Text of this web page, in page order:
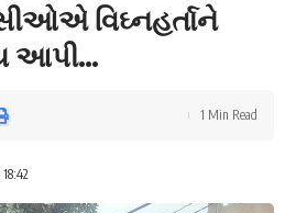
વિઘ્નહર્તાને
આપી…
1 Min Read